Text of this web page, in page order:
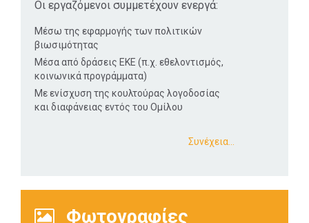
Οι εργαζόμενοι συμμετέχουν ενεργά:
Μέσω της εφαρμογής των πολιτικών
βιωσιμότητας
Μέσα από δράσεις ΕΚΕ (π.χ. εθελοντισμός,
κοινωνικά προγράμματα)
Με ενίσχυση της κουλτούρας λογοδοσίας
και διαφάνειας εντός του Ομίλου
Συνέχεια…
Φωτογραφίες